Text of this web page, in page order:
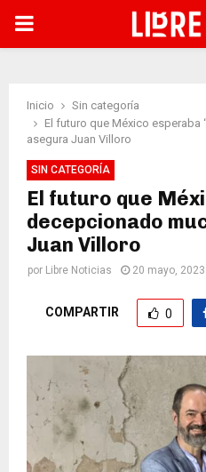
PRIMARY
Inicio
Sin categoría
El futuro que México esperaba
asegura Juan Villoro
SIN CATEGORÍA
El futuro que
decepcionado
Juan Villoro
por Libre Noticias 20 mayo, 2023
COMPARTIR 0